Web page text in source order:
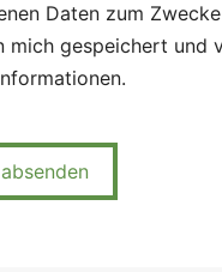
Daten zum
mich gespeichert und